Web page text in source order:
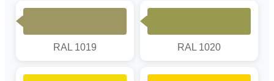
RAL 1019 RAL 1020